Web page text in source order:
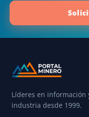
Líderes en información
industria desde 1999.